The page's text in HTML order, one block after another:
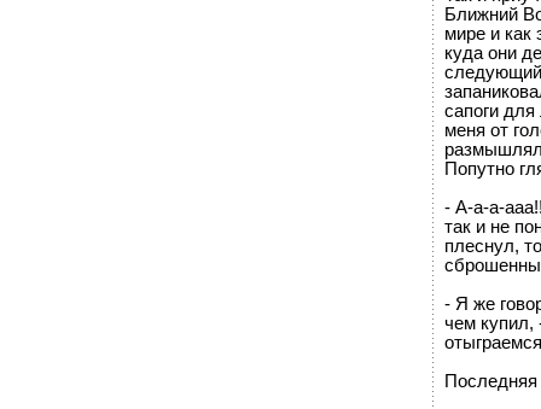
Ближний
мире и как
куда они
сапоги
меня от
Попутно
- А-а-а-
так и не
плеснул,
- Я же
чем купил,
Последняя